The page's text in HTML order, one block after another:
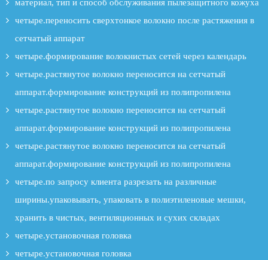
материал, тип и способ обслуживания пылезащитного кожуха
четыре.переносить сверхтонкое волокно после растяжения в
сетчатый аппарат
четыре.формирование волокнистых сетей через календарь
четыре.растянутое волокно переносится на сетчатый
аппарат.формирование конструкций из полипропилена
четыре.растянутое волокно переносится на сетчатый
аппарат.формирование конструкций из полипропилена
четыре.растянутое волокно переносится на сетчатый
аппарат.формирование конструкций из полипропилена
четыре.по запросу клиента разрезать на различные
ширины.упаковывать, упаковать в полиэтиленовые мешки,
хранить в чистых, вентиляционных и сухих складах
четыре.установочная головка
четыре.установочная головка